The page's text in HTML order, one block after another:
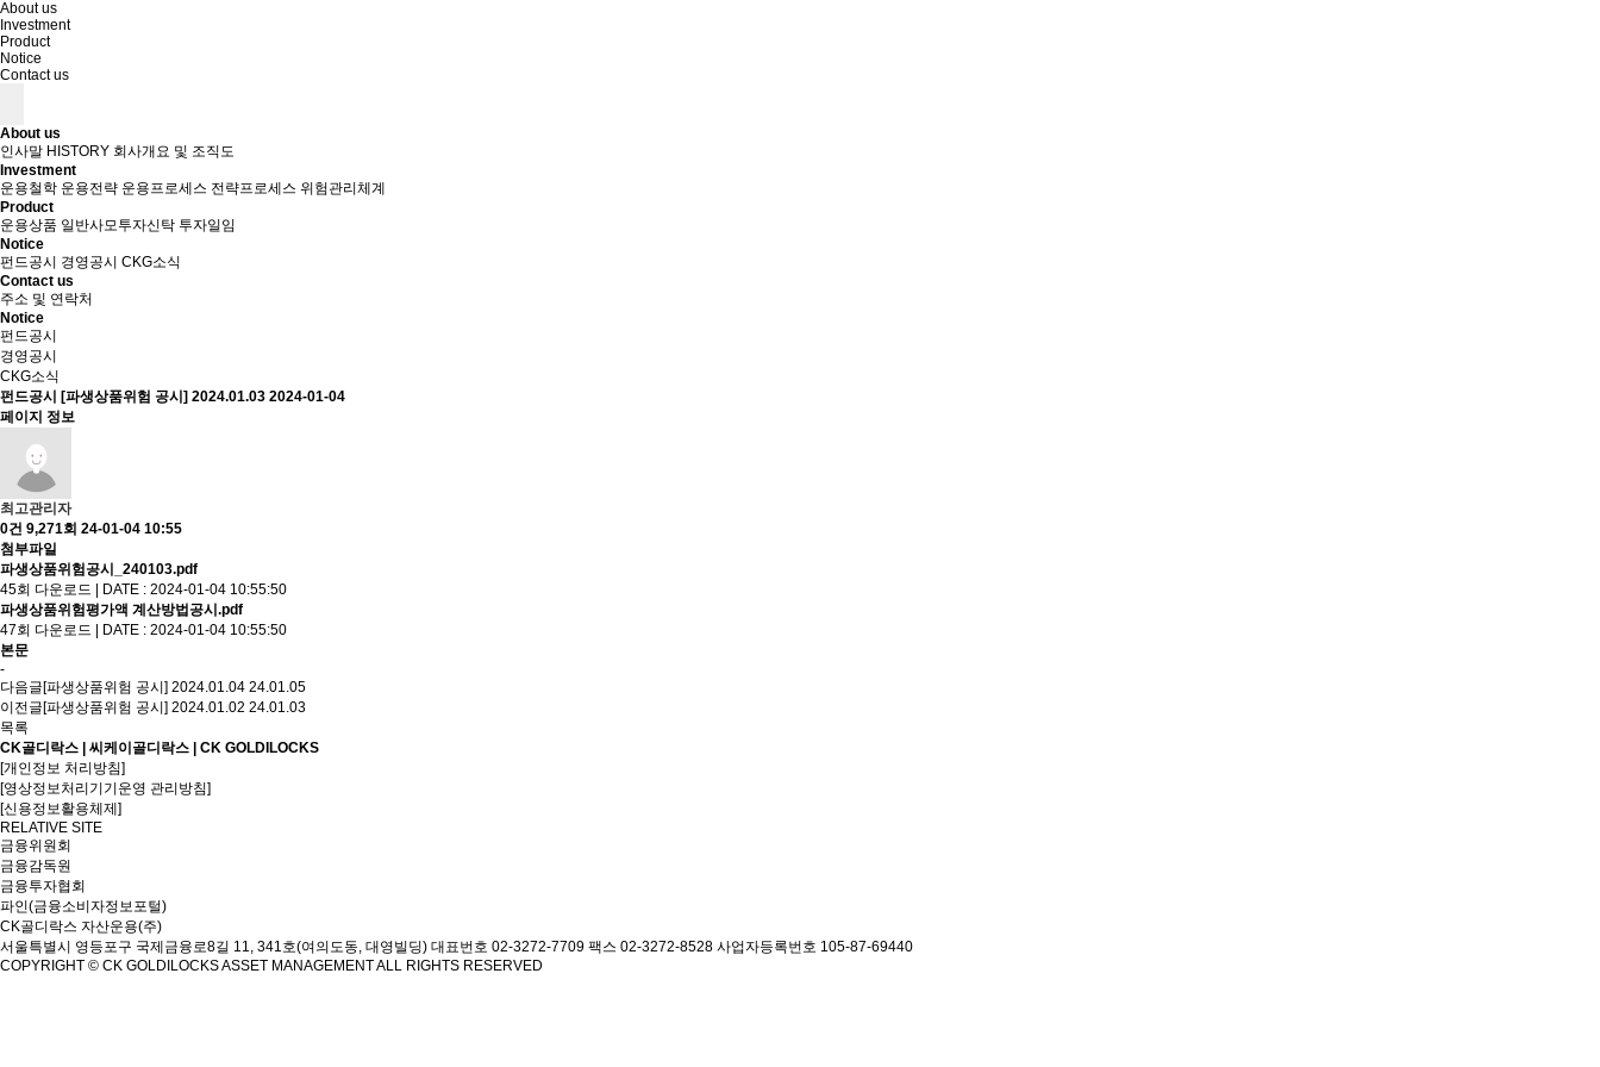
About us
Investment
Product
Notice
Contact us
About us
인사말 HISTORY 회사개요 및 조직도
Investment
운용철학 운용전략 운용프로세스 전략프로세스 위험관리체계
Product
운용상품 일반사모투자신탁 투자일임
Notice
펀드공시
경영공시 CKG소식
Contact us
주소 및 연락처
Notice
펀드공시
경영공시
CKG소식
펀드공시
[파생상품위험 공시] 2024.01.03 2024-01-04
페이지 정보
최고관리자
0건 9,271회 24-01-04 10:55
첨부파일
파생상품위험공시_240103.pdf
45회 다운로드 | DATE : 2024-01-04 10:55:50
파생상품위험평가액 계산방법공시.pdf
47회 다운로드 | DATE : 2024-01-04 10:55:50
본문
-
다음글[파생상품위험 공시] 2024.01.04 24.01.05
이전글[파생상품위험 공시] 2024.01.02 24.01.03
목록
CK골디락스 | 씨케이골디락스 | CK GOLDILOCKS
[개인정보 처리방침]
[영상정보처리기기운영 관리방침]
[신용정보활용체제]
RELATIVE SITE
금융위원회
금융감독원
금융투자협회
파인(금융소비자정보포털)
CK골디락스 자산운용(주)
서울특별시 영등포구 국제금융로8길 11, 341호(여의도동, 대영빌딩) 대표번호 02-3272-7709 팩스 02-3272-8528 사업자등록번호 105-87-69440
COPYRIGHT © CK GOLDILOCKS ASSET MANAGEMENT ALL RIGHTS RESERVED